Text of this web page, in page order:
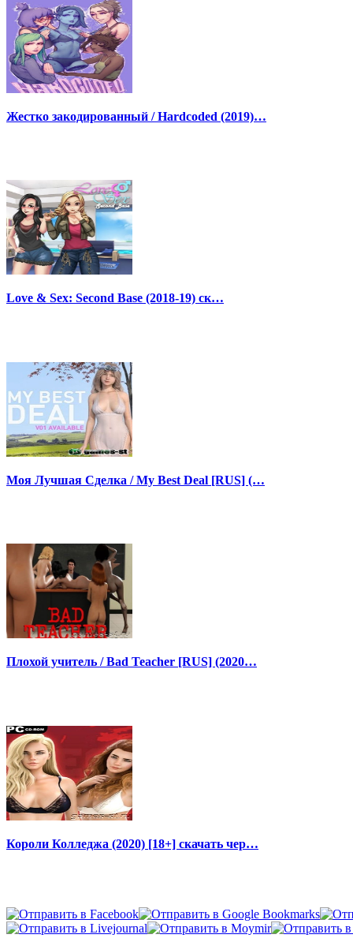
Жестко закодированный / Hardcoded (2019)…
Love & Sex: Second Base (2018-19) ск…
Моя Лучшая Сделка / My Best Deal [RUS] (…
Плохой учитель / Bad Teacher [RUS] (2020…
Короли Колледжа (2020) [18+] скачать чер…